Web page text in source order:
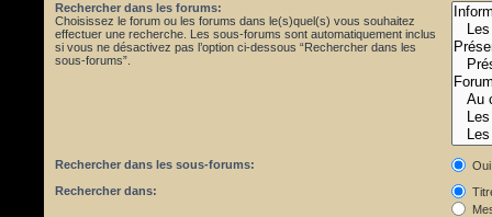
Rechercher dans les forums:
Choisissez le forum ou les forums dans le(s)quel(s) vous souhaitez
effectuer une recherche. Les sous-forums sont automatiquement inclus
si vous ne désactivez pas l’option ci-dessous “Rechercher dans les
sous-forums”.
Rechercher dans les sous-forums:
Oui
Rechercher dans: